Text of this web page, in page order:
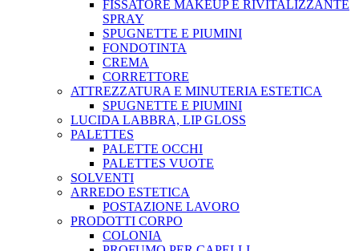
FISSATORE MAKEUP E RIVITALIZZANTE
SPRAY
SPUGNETTE E PIUMINI
FONDOTINTA
CREMA
CORRETTORE
ATTREZZATURA E MINUTERIA ESTETICA
SPUGNETTE E PIUMINI
LUCIDA LABBRA, LIP GLOSS
PALETTES
PALETTE OCCHI
PALETTES VUOTE
SOLVENTI
ARREDO ESTETICA
POSTAZIONE LAVORO
PRODOTTI CORPO
COLONIA